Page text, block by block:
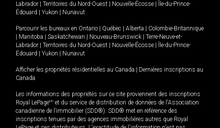
Labrador
Territoires du Nord-Ouest Nouvelle-Écosse
Île-du-Prince-
Édouard
Yukon Nunavut
Parcourir les bureaux en Ontario Québec Alberta
Colombie-Britannique
Manitoba Saskatchewan Nouveau-Brunswick
Terre-Neuve-et-
Labrador
Territoires du Nord-Ouest Nouvelle-Écosse
Île-du-Prince-
Édouard
Yukon Nunavut
Afficher les propriétés résidentielles au Canada
Dernières inscriptions au
Canada
Les informations des propriétés sur ce site proviennent des inscriptions
Royal LePageMD et du service de distribution de données de l'Association
canadienne de l’immobilier (SDD®). SDD® met en référence des
inscriptions tenues par des agences immobilières autres que Royal